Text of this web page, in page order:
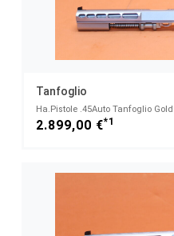
Tanfoglio
2.899,00 €*1